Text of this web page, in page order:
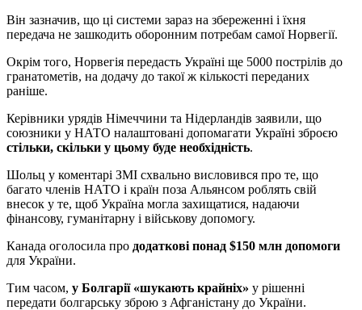
Він зазначив, що ці системи зараз на збереженні і їхня
передача не зашкодить оборонним потребам самої Норвегії.
Окрім того, Норвегія передасть Україні ще 5000 пострілів до
гранатометів, на додачу до такої ж кількості переданих
раніше.
Керівники урядів Німеччини та Нідерландів заявили, що
союзники у НАТО налаштовані допомагати Україні зброєю
стільки, скільки у цьому буде необхідність.
Шольц у коментарі ЗМІ схвально висловився про те, що
багато членів НАТО і країн поза Альянсом роблять свій
внесок у те, щоб Україна могла захищатися, надаючи
фінансову, гуманітарну і військову допомогу.
Канада оголосила про додаткові понад $150 млн допомоги
для України.
Тим часом, у Болгарії «шукають крайніх» у рішенні
передати болгарську зброю з Афганістану до України.